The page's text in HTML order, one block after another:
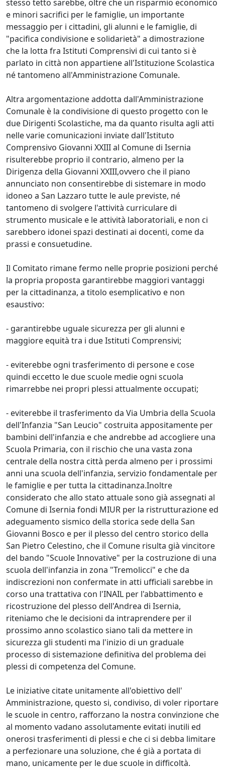
stesso tetto sarebbe, oltre che un risparmio economico
e minori sacrifici per le famiglie, un importante
messaggio per i cittadini, gli alunni e le famiglie, di
"pacifica condivisione e solidarietà" a dimostrazione
che la lotta fra Istituti Comprensivi di cui tanto si è
parlato in città non appartiene all'Istituzione Scolastica
né tantomeno all'Amministrazione Comunale.
Altra argomentazione addotta dall'Amministrazione
Comunale è la condivisione di questo progetto con le
due Dirigenti Scolastiche, ma da quanto risulta agli atti
nelle varie comunicazioni inviate dall'Istituto
Comprensivo Giovanni XXIII al Comune di Isernia
risulterebbe proprio il contrario, almeno per la
Dirigenza della Giovanni XXIII,ovvero che il piano
annunciato non consentirebbe di sistemare in modo
idoneo a San Lazzaro tutte le aule previste, né
tantomeno di svolgere l'attività curriculare di
strumento musicale e le attività laboratoriali, e non ci
sarebbero idonei spazi destinati ai docenti, come da
prassi e consuetudine.
Il Comitato rimane fermo nelle proprie posizioni perché
la propria proposta garantirebbe maggiori vantaggi
per la cittadinanza, a titolo esemplicativo e non
esaustivo:
- garantirebbe uguale sicurezza per gli alunni e
maggiore equità tra i due Istituti Comprensivi;
- eviterebbe ogni trasferimento di persone e cose
quindi eccetto le due scuole medie ogni scuola
rimarrebbe nei propri plessi attualmente occupati;
- eviterebbe il trasferimento da Via Umbria della Scuola
dell'Infanzia "San Leucio" costruita appositamente per
bambini dell'infanzia e che andrebbe ad accogliere una
Scuola Primaria, con il rischio che una vasta zona
centrale della nostra città perda almeno per i prossimi
anni una scuola dell'infanzia, servizio fondamentale per
le famiglie e per tutta la cittadinanza.Inoltre
considerato che allo stato attuale sono già assegnati al
Comune di Isernia fondi MIUR per la ristrutturazione ed
adeguamento sismico della storica sede della San
Giovanni Bosco e per il plesso del centro storico della
San Pietro Celestino, che il Comune risulta già vincitore
del bando "Scuole Innovative" per la costruzione di una
scuola dell'infanzia in zona "Tremolicci" e che da
indiscrezioni non confermate in atti ufficiali sarebbe in
corso una trattativa con l'INAIL per l'abbattimento e
ricostruzione del plesso dell'Andrea di Isernia,
riteniamo che le decisioni da intraprendere per il
prossimo anno scolastico siano tali da mettere in
sicurezza gli studenti ma l'inizio di un graduale
processo di sistemazione definitiva del problema dei
plessi di competenza del Comune.
Le iniziative citate unitamente all'obiettivo dell'
Amministrazione, questo si, condiviso, di voler riportare
le scuole in centro, rafforzano la nostra convinzione che
al momento vadano assolutamente evitati inutili ed
onerosi trasferimenti di plessi e che ci si debba limitare
a perfezionare una soluzione, che é già a portata di
mano, unicamente per le due scuole in difficoltà.